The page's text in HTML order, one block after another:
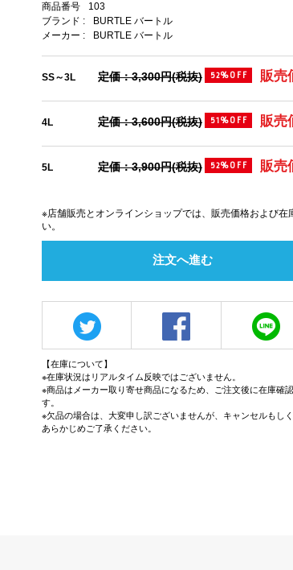
商品番号
103
ブランド :
BURTLE バートル
メーカー :
BURTLE バートル
SS～3L 定価：3,300円(税抜) 52%OFF 販売
4L 定価：3,600円(税抜) 51%OFF 販売
5L 定価：3,900円(税抜) 52%OFF 販売
※店舗販売とオンラインショップでは、販売価格および
い。
注文へ進む
【在庫について】
※在庫状況はリアルタイム反映ではございません。
※商品はメーカー取り寄せ商品になるため、ご注文後に在庫確
す。
※欠品の場合は、大変申し訳ございませんが、キャンセルもし
あらかじめご了承ください。